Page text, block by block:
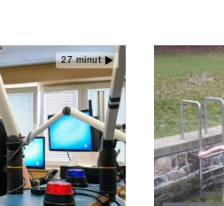
27 minut